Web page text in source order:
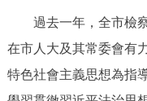
個人服務
便民服務
過去一年，全市檢察
在市人大及其常委會有
特色社會主義思想為指